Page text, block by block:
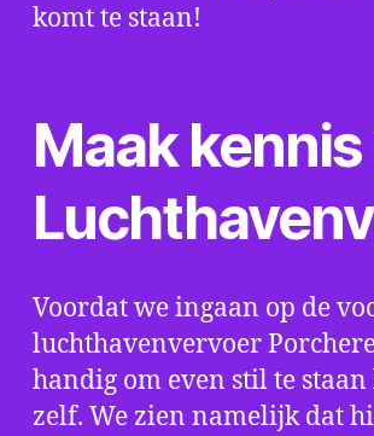
komt te staan!
Maak
Voordat we ingaan op de
luchthavenvervoer
handig om even stil te
zelf. We zien namelijk dat